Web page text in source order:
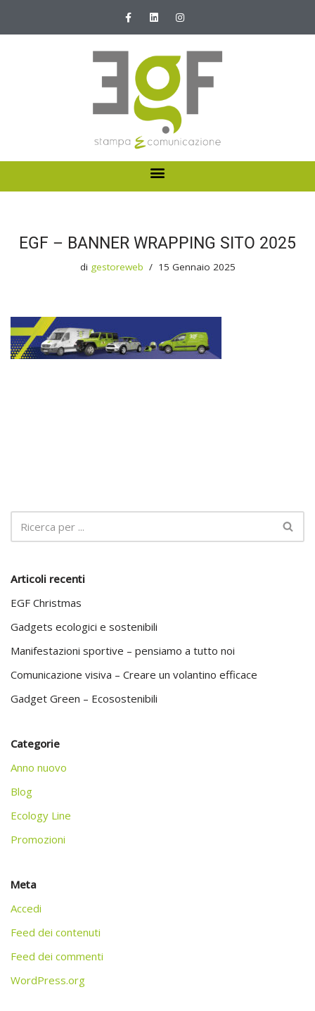
Vai
I NOSTRI SERVIZI
NEWS E PROMOZIONI
EGF – BANNER WRAPPING SITO 2025
di gestoreweb 15 Gennaio 2025
Articoli recenti
EGF Christmas
Gadgets ecologici e sostenibili
Manifestazioni sportive – pensiamo a tutto noi
Comunicazione visiva – Creare un volantino efficace
Gadget Green – Ecosostenibili
Categorie
Anno nuovo
Blog
Ecology Line
Promozioni
Meta
Accedi
Feed dei contenuti
Feed dei commenti
WordPress.org